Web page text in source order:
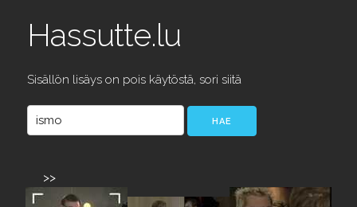
Hassutte.lu
Sisällön lisäys on pois käytöstä, sori siitä
>>